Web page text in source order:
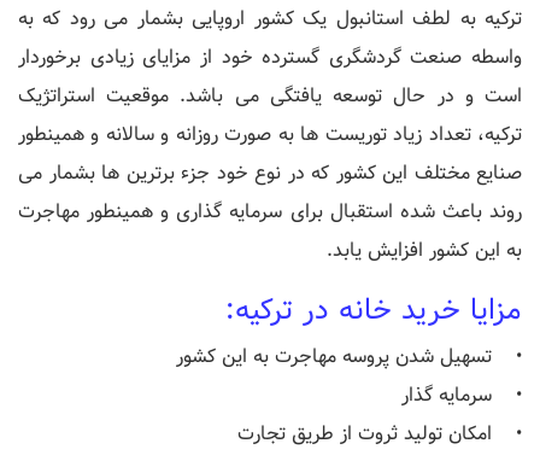
ترکیه به لطف استانبول یک کشور اروپایی بشمار می رود که به
واسطه صنعت گردشگری گسترده خود از مزایای زیادی برخوردار
است و در حال توسعه یافتگی می باشد. موقعیت استراتژیک
ترکیه، تعداد زیاد توریست ها به صورت روزانه و سالانه و همینطور
صنایع مختلف این کشور که در نوع خود جزء برترین ها بشمار می
روند باعث شده استقبال برای سرمایه گذاری و همینطور مهاجرت
به این کشور افزایش یابد.
مزایا خرید خانه در ترکیه:
• تسهیل شدن پروسه مهاجرت به این کشور
• سرمایه گذار
• امکان تولید ثروت از طریق تجارت